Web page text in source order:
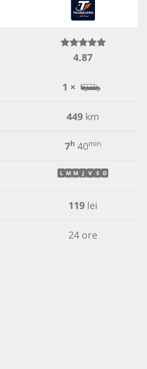
4.87
1 ×
449 km
7h 40min
L M M J V S D
119 lei
24 ore